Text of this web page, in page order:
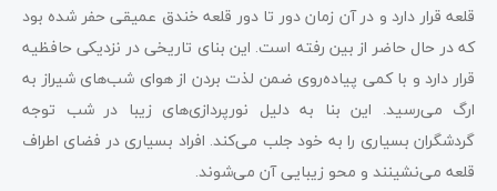
قلعه قرار دارد و در آن زمان دور تا دور قلعه خندق عمیقی حفر شده بود
که در حال حاضر از بین رفته است. این بنای تاریخی در نزدیکی حافظیه
قرار دارد و با کمی پیاده‌روی ضمن لذت بردن از هوای شب‌های شیراز به
ارگ می‌رسید. این بنا به دلیل نورپردازی‌های زیبا در شب توجه
گردشگران بسیاری را به خود جلب می‌کند. افراد بسیاری در فضای اطراف
قلعه می‌نشینند و محو زیبایی آن می‌شوند.